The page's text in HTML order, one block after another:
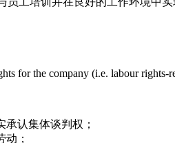
for the company (i.e. labour
认集体谈判权；
；